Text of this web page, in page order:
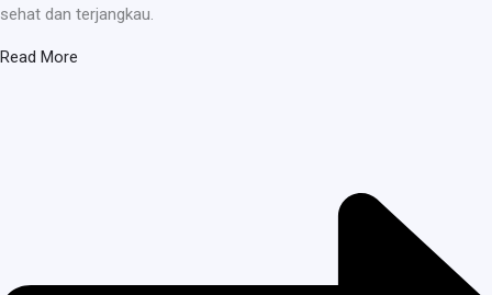
sehat dan terjangkau.
Read More